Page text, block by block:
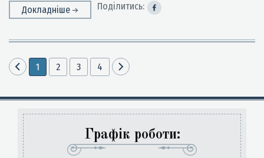
Докладніше
Поділитись:
1 2 3 4
Графік роботи: